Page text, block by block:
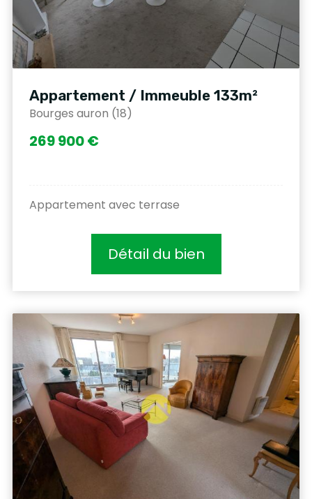
Appartement / Immeuble 133m²
Bourges auron (18)
269 900 €
Appartement avec terrase
Détail du bien